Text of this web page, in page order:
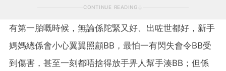
CONTINUE READING
有第一胎嘅時候，無論係陀緊又好、出咗世都好，新手
媽媽總係會小心翼翼照顧BB，最怕一有閃失會令BB受
到傷害，甚至一刻都唔捨得放手畀人幫手湊BB；但係